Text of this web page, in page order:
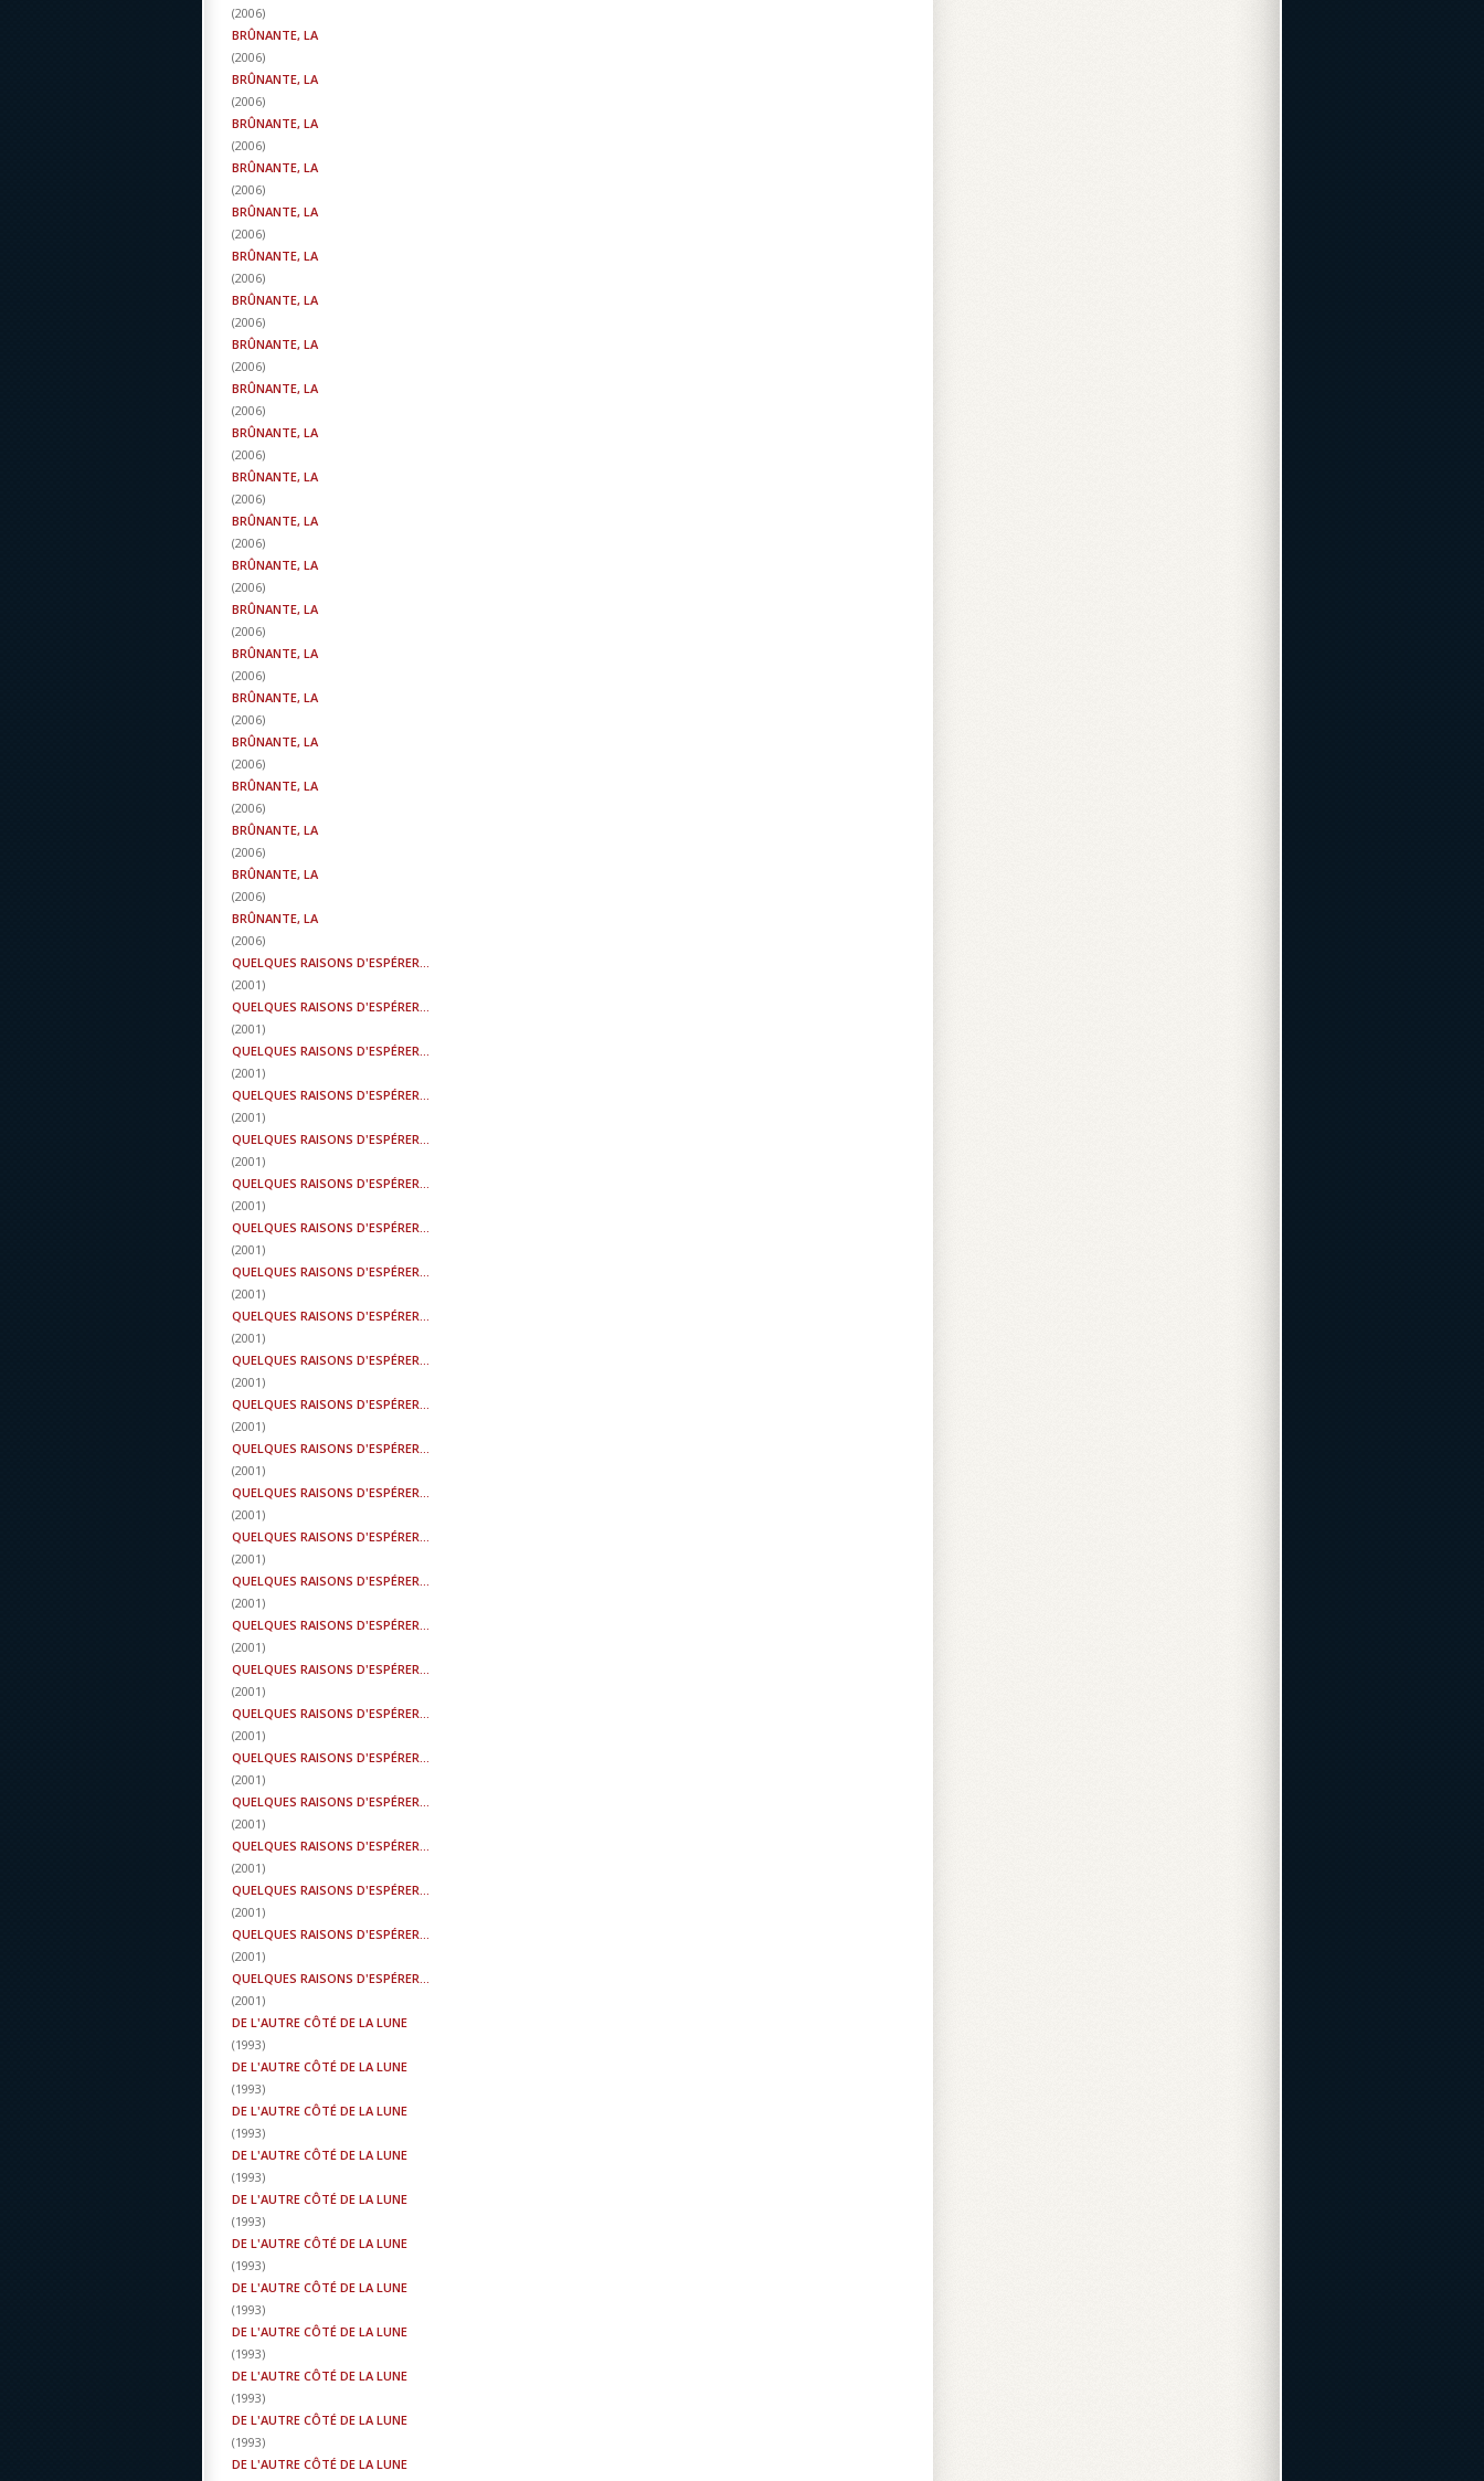
(2006)
BRÛNANTE, LA
(2006)
BRÛNANTE, LA
(2006)
BRÛNANTE, LA
(2006)
BRÛNANTE, LA
(2006)
BRÛNANTE, LA
(2006)
BRÛNANTE, LA
(2006)
BRÛNANTE, LA
(2006)
BRÛNANTE, LA
(2006)
BRÛNANTE, LA
(2006)
BRÛNANTE, LA
(2006)
BRÛNANTE, LA
(2006)
BRÛNANTE, LA
(2006)
BRÛNANTE, LA
(2006)
BRÛNANTE, LA
(2006)
BRÛNANTE, LA
(2006)
BRÛNANTE, LA
(2006)
BRÛNANTE, LA
(2006)
BRÛNANTE, LA
(2006)
BRÛNANTE, LA
(2006)
BRÛNANTE, LA
(2006)
BRÛNANTE, LA
(2006)
QUELQUES RAISONS D'ESPÉRER...
(2001)
QUELQUES RAISONS D'ESPÉRER...
(2001)
QUELQUES RAISONS D'ESPÉRER...
(2001)
QUELQUES RAISONS D'ESPÉRER...
(2001)
QUELQUES RAISONS D'ESPÉRER...
(2001)
QUELQUES RAISONS D'ESPÉRER...
(2001)
QUELQUES RAISONS D'ESPÉRER...
(2001)
QUELQUES RAISONS D'ESPÉRER...
(2001)
QUELQUES RAISONS D'ESPÉRER...
(2001)
QUELQUES RAISONS D'ESPÉRER...
(2001)
QUELQUES RAISONS D'ESPÉRER...
(2001)
QUELQUES RAISONS D'ESPÉRER...
(2001)
QUELQUES RAISONS D'ESPÉRER...
(2001)
QUELQUES RAISONS D'ESPÉRER...
(2001)
QUELQUES RAISONS D'ESPÉRER...
(2001)
QUELQUES RAISONS D'ESPÉRER...
(2001)
QUELQUES RAISONS D'ESPÉRER...
(2001)
QUELQUES RAISONS D'ESPÉRER...
(2001)
QUELQUES RAISONS D'ESPÉRER...
(2001)
QUELQUES RAISONS D'ESPÉRER...
(2001)
QUELQUES RAISONS D'ESPÉRER...
(2001)
QUELQUES RAISONS D'ESPÉRER...
(2001)
QUELQUES RAISONS D'ESPÉRER...
(2001)
QUELQUES RAISONS D'ESPÉRER...
(2001)
DE L'AUTRE CÔTÉ DE LA LUNE
(1993)
DE L'AUTRE CÔTÉ DE LA LUNE
(1993)
DE L'AUTRE CÔTÉ DE LA LUNE
(1993)
DE L'AUTRE CÔTÉ DE LA LUNE
(1993)
DE L'AUTRE CÔTÉ DE LA LUNE
(1993)
DE L'AUTRE CÔTÉ DE LA LUNE
(1993)
DE L'AUTRE CÔTÉ DE LA LUNE
(1993)
DE L'AUTRE CÔTÉ DE LA LUNE
(1993)
DE L'AUTRE CÔTÉ DE LA LUNE
(1993)
DE L'AUTRE CÔTÉ DE LA LUNE
(1993)
DE L'AUTRE CÔTÉ DE LA LUNE